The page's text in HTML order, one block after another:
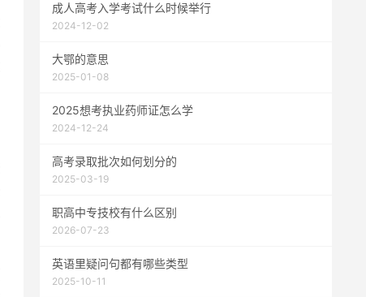
成人高考入学考试什么时候举行
2024-12-02
大鄂的意思
2025-01-08
2025想考执业药师证怎么学
2024-12-24
高考录取批次如何划分的
2025-03-19
职高中专技校有什么区别
2026-07-23
英语里疑问句都有哪些类型
2025-10-11